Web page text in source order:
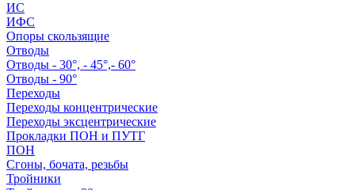
ИС
ИФС
Опоры скользящие
Отводы
Отводы - 30°, - 45°,- 60°
Отводы - 90°
Переходы
Переходы концентрические
Переходы эксцентрические
Прокладки ПОН и ПУТГ
ПОН
Сгоны, бочата, резьбы
Тройники